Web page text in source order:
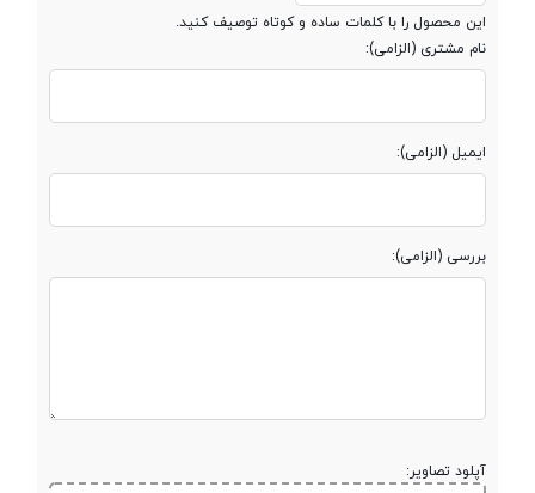
باتری
باتری قابل تعویض
توسط کاربر
نوع باتری
این محصول را با کلمات ساده و کوتاه توصیف کنید.
نام مشتری (الزامی):
ایمیل (الزامی):
بررسی (الزامی):
آپلود تصاویر: